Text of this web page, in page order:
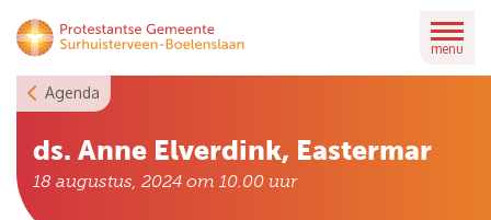
Skip
to
menu
Agenda
ds. Anne Elverdink, Eastermar
18 augustus, 2024 om 10.00 uur